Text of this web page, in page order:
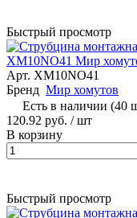
Быстрый просмотр
XМ10NO41 Мир
Арт. XМ10NO41
Бренд Мир хомутов
Есть в наличии (40
120.92 руб. / шт
В корзину
Быстрый просмотр